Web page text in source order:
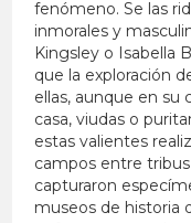
fenómeno. Se las
inmorales y
Kingsley o Isabella
que la exploración
ellas, aunque en su
casa, viudas o
estas valientes
campos entre
capturaron
museos de historia